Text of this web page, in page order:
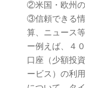
②米国・欧州の
③信頼できる
算、ニュース等
ー例えば、４
口座（少額投
ービス）の利